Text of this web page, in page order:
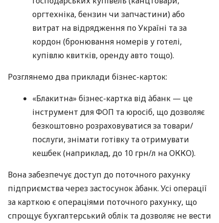
оргтехніка, бензин чи запчастини) або
витрат на відрядження по Україні та за
кордон (бронювання номерів у готелі,
купівлю квитків, оренду авто тощо).
Розглянемо два приклади бізнес-карток:
«Блакитна» бізнес-картка від àбанк — це
інструмент для ФОП та юросіб, що дозволяє
безкоштовно розраховуватися за товари/
послуги, знімати готівку та отримувати
кешбек (наприклад, до 10 грн/л на ОККО).
Вона забезпечує доступ до поточного рахунку
підприємства через застосунок àбанк. Усі операції
за карткою є операціями поточного рахунку, що
спрощує бухгалтерський облік та дозволяє не вести